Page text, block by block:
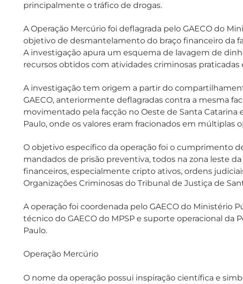
principalmente o tráfico de drogas.
A Operação Mercúrio foi deflagrada pelo GAECO do
objetivo de desmantelamento do braço financeiro da
A investigação apura um esquema de lavagem de
recursos obtidos com atividades criminosas praticadas
A investigação tem origem a partir do
GAECO, anteriormente deflagradas contra a mesma
movimentado pela facção no Oeste de Santa Catarina
Paulo, onde os valores eram fracionados em múltiplas
O objetivo específico da operação foi o cumprimento
mandados de prisão preventiva, todos na zona leste
financeiros, especialmente cripto ativos, ordens
Organizações Criminosas do Tribunal de Justiça de
A operação foi coordenada pelo GAECO do Ministério
técnico do GAECO do MPSP e suporte operacional da
Paulo.
Operação Mercúrio
O nome da operação possui inspiração científica e